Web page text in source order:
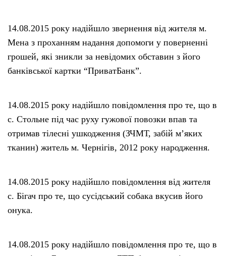
14.08.2015 року надійшло звернення від жителя м.
Мена з проханням надання допомоги у поверненні
грошей, які зникли за невідомих обставин з його
банківської картки “ПриватБанк”.
14.08.2015 року надійшло повідомлення про те, що в
с. Стольне під час руху гужової повозки впав та
отримав тілесні ушкодження (ЗЧМТ, забій м’яких
тканин) житель м. Чернігів, 2012 року народження.
14.08.2015 року надійшло повідомлення від жителя
с. Бігач про те, що сусідський собака вкусив його
онука.
14.08.2015 року надійшло повідомлення про те, що в